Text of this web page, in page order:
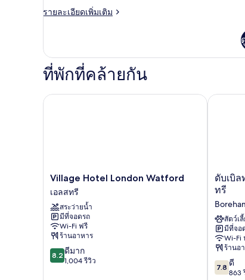
บเบิล
รายละเอียดเพิ่มเติม
ราย
เกี่ยว
กับ
ห้อง
พี
ที่พักที่คล้ายกัน
Village
Hotel
London
Watford
เอ
ลส
ทรี
Village Hotel London Watford
เอลสทรี
สระว่ายน้ำ
มีที่จอดรถ
Wi-Fi ฟรี
ร้านอาหาร
8.2
จาก
8.2 ดีมาก
1,004 รีวิว
Village Hotel London Watford
ดับเบิล
ทรี
ฮิล
ตัน
ลอนดอ
เอ
ลส
ทรี
ดับเบิ
ทรี
สัตว์เ
มีที่จอ
Wi-Fi
ร้านอ
7.8
จาก
7.8 ดี
863
ดับเบิลท